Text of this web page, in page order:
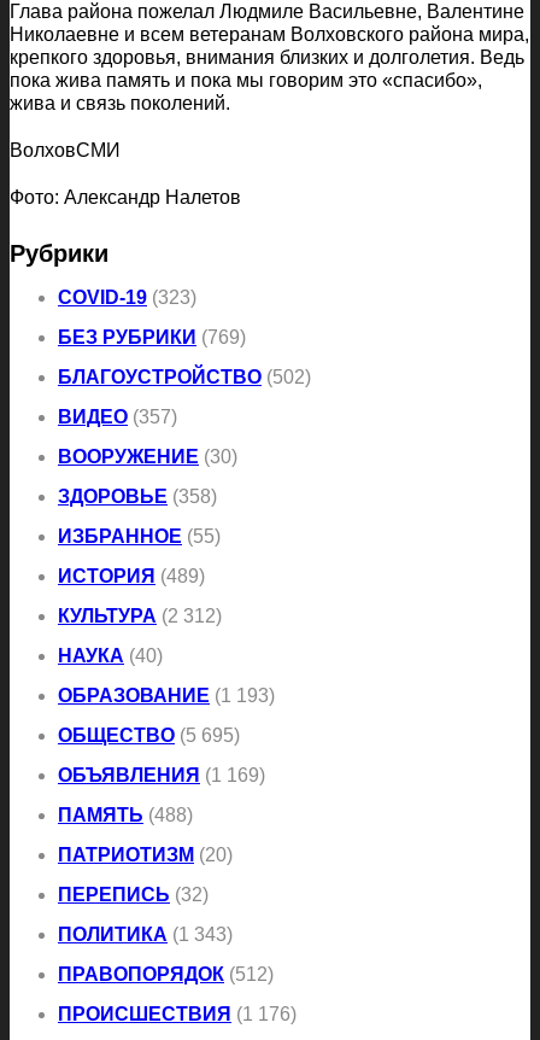
Глава района пожелал Людмиле Васильевне, Валентине
Николаевне и всем ветеранам Волховского района мира,
крепкого здоровья, внимания близких и долголетия. Ведь
пока жива память и пока мы говорим это «спасибо»,
жива и связь поколений.
ВолховСМИ
Фото: Александр Налетов
Рубрики
COVID-19 (323)
БЕЗ РУБРИКИ (769)
БЛАГОУСТРОЙСТВО (502)
ВИДЕО (357)
ВООРУЖЕНИЕ (30)
ЗДОРОВЬЕ (358)
ИЗБРАННОЕ (55)
ИСТОРИЯ (489)
КУЛЬТУРА (2 312)
НАУКА (40)
ОБРАЗОВАНИЕ (1 193)
ОБЩЕСТВО (5 695)
ОБЪЯВЛЕНИЯ (1 169)
ПАМЯТЬ (488)
ПАТРИОТИЗМ (20)
ПЕРЕПИСЬ (32)
ПОЛИТИКА (1 343)
ПРАВОПОРЯДОК (512)
ПРОИСШЕСТВИЯ (1 176)